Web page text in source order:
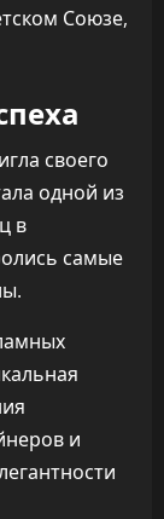
Союзе,
своего
одной из
в
самые
и